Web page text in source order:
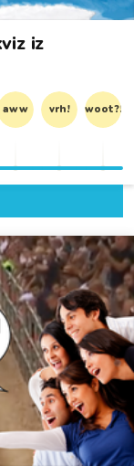
iz
aww vrh! woot?!